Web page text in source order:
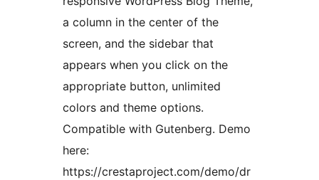
a column in the center of the
screen, and the sidebar that
appears when you click on the
appropriate button, unlimited
colors and theme options.
Compatible with Gutenberg. Demo
here:
https://crestaproject.com/demo/dr